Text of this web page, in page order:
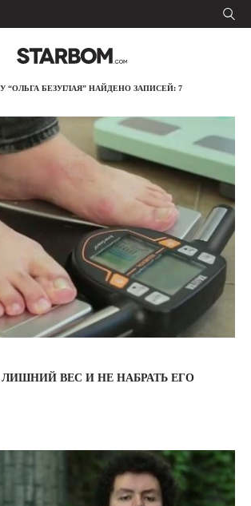
“ОЛЬГА БЕЗУГЛАЯ” НАЙДЕНО ЗАПИСЕЙ: 7
ВЕС И НЕ НАБРАТЬ ЕГО